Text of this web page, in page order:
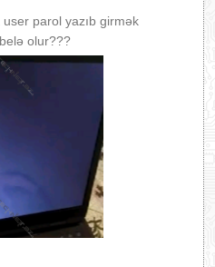
XƏBƏRLƏR
parol yazıb girmək
olur???